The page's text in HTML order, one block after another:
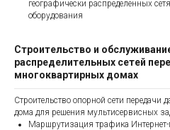
географически распределенных
оборудования
Строительство и
распределительных сетей
многоквартирных домах
Строительство опорной сети передачи
дома для решения мультисервисных
Маршрутизация трафика